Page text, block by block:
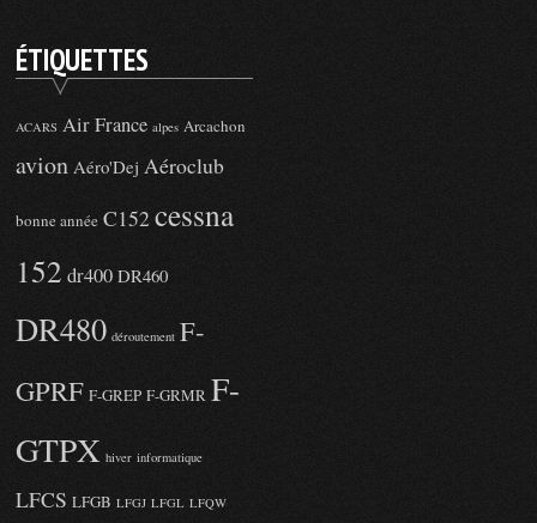
ÉTIQUETTES
ACARS Air France alpes Arcachon
avion Aéro'Dej Aéroclub
bonne année C152cessna
152 dr400 DR460
DR480 déroutement F-
GPRF F-GREP F-GRMR F-
GTPX hiver informatique
LFCS LFGB LFGJ LFGL LFQW